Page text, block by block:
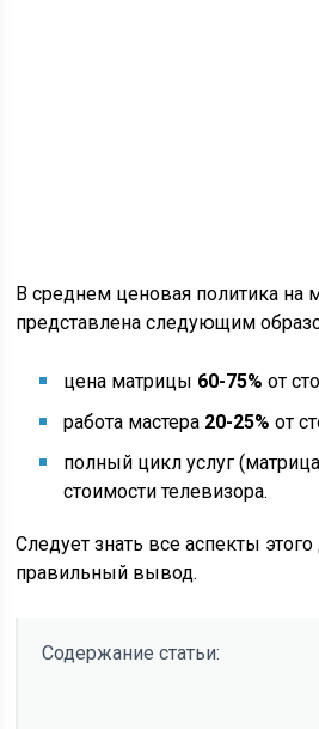
В среднем ценовая политика на
представлена следующим
цена матрицы 60-75% от
работа мастера 20-25% от
полный цикл услуг
стоимости телевизора.
Следует знать все аспекты
правильный вывод.
Содержание статьи: